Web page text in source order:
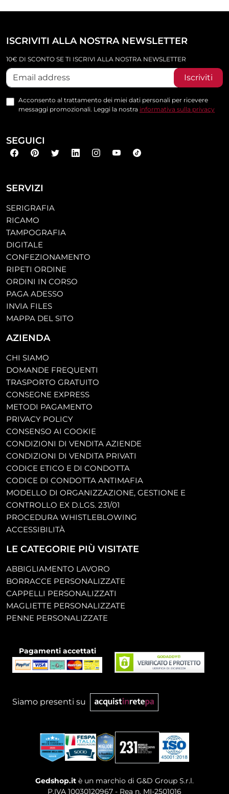
SERVIZI
SERIGRAFIA
RICAMO
TAMPOGRAFIA
DIGITALE
CONFEZIONAMENTO
RIPETI ORDINE
ORDINI IN CORSO
PAGA ADESSO
INVIA FILES
MAPPA DEL SITO
AZIENDA
CHI SIAMO
DOMANDE FREQUENTI
TRASPORTO GRATUITO
CONSEGNE EXPRESS
METODI PAGAMENTO
PRIVACY POLICY
CONSENSO AI COOKIE
CONDIZIONI DI VENDITA AZIENDE
CONDIZIONI DI VENDITA PRIVATI
CODICE ETICO E DI CONDOTTA
CODICE DI CONDOTTA ANTIMAFIA
MODELLO DI ORGANIZZAZIONE, GESTIONE E
CONTROLLO EX D.LGS. 231/01
PROCEDURA WHISTLEBLOWING
ACCESSIBILITÀ
LE CATEGORIE PIÙ VISITATE
ABBIGLIAMENTO LAVORO
BORRACCE PERSONALIZZATE
CAPPELLI PERSONALIZZATI
MAGLIETTE PERSONALIZZATE
PENNE PERSONALIZZATE
ISCRIVITI ALLA NOSTRA NEWSLETTER
10€ DI SCONTO SE TI ISCRIVI ALLA NOSTRA NEWSLETTER
Iscriviti
Acconsento al trattamento dei miei dati personali per ricevere
messaggi promozionali. Leggi la nostra informativa sulla privacy
SEGUICI
Pagamenti accettati
Siamo presenti su
Gedshop.it è un marchio di G&D Group S.r.l.
P.IVA 10030120967 - Rea n. MI-2501016